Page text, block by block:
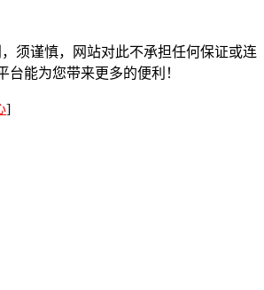
须谨慎，网站对此不承担任何保证或连
台能为您带来更多的便利！
]